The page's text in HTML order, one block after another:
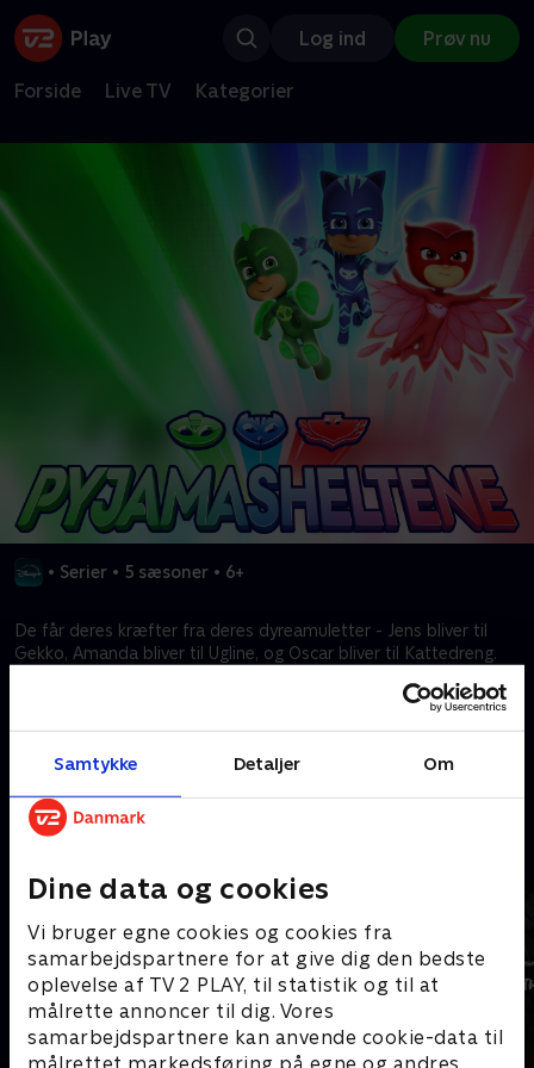
Samtykke Detaljer Om
Dine data og cookies
Vi bruger egne cookies og cookies fra
samarbejdspartnere for at give dig den bedste
oplevelse af TV 2 PLAY, til statistik og til at
målrette annoncer til dig. Vores
samarbejdspartnere kan anvende cookie-data til
Log ind Prøv nu
Forside Live TV Kategorier
• Serier • 5 sæsoner • 6+
De får deres kræfter fra deres dyreamuletter - Jens bliver til
Gekko, Amanda bliver til Ugline, og Oscar bliver til Kattedreng.
Kræver tilkøb